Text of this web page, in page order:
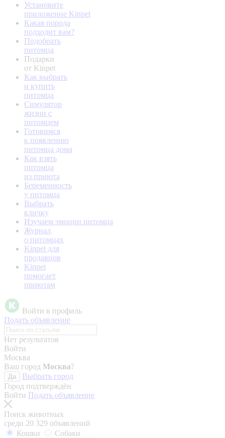
Установите
приложение Kinpet
Какая порода
подходит вам?
Подобрать
питомца
Подарки
от Kinpet
Как выбрать
и купить
питомца
Симулятор
жизни с
питомцем
Готовимся
к появлению
питомца дома
Как взять
питомца
из приюта
Беременность
у питомца
Выбрать
кличку
Изучаем эмоции питомца
Журнал
о питомцах
Kinpet для
продавцов
Kinpet
помогает
приютам
Войти в профиль
Подать объявление
Нет результатов
Войти
Москва
Ваш город Москва?
Да
Выбрать город
Город подтверждён
Войти Подать объявление
Поиск животных
среди 20 329 объявлений
Кошки
Собаки